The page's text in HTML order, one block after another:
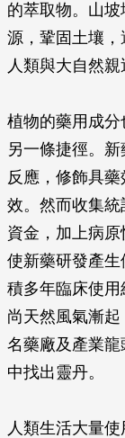
的萃取物。山
源，鞏固土壤
人類與大自然親
植物的藥用成
另一條捷徑。
反應，修飾具
效。然而收集
資金，加上病原
使新藥研發產
積多年臨床使
尚天然風氣漸
名藥廠及產業
中找出靈丹。
人類生活大量